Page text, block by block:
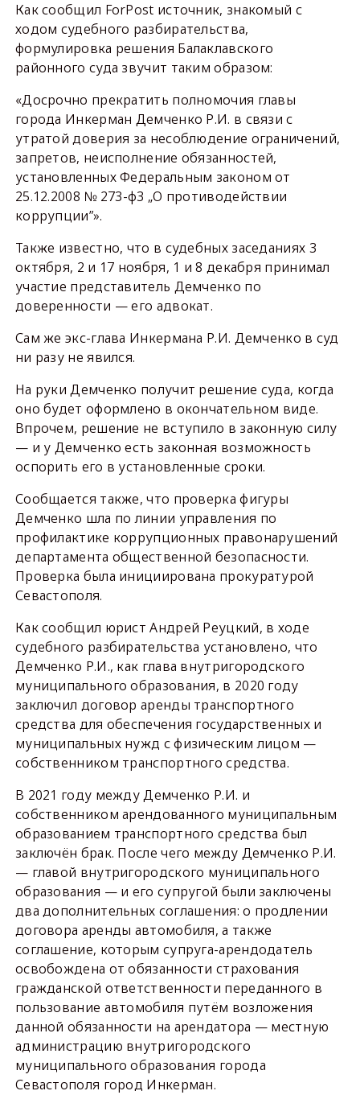
Как сообщил ForPost источник, знакомый с
ходом судебного разбирательства,
формулировка решения Балаклавского
районного суда звучит таким образом:
«Досрочно прекратить полномочия главы
города Инкерман Демченко Р.И. в связи с
утратой доверия за несоблюдение ограничений,
запретов, неисполнение обязанностей,
установленных Федеральным законом от
25.12.2008 № 273-ф3 „О противодействии
коррупции”».
Также известно, что в судебных заседаниях 3
октября, 2 и 17 ноября, 1 и 8 декабря принимал
участие представитель Демченко по
доверенности — его адвокат.
Сам же экс-глава Инкермана Р.И. Демченко в суд
ни разу не явился.
На руки Демченко получит решение суда, когда
оно будет оформлено в окончательном виде.
Впрочем, решение не вступило в законную силу
— и у Демченко есть законная возможность
оспорить его в установленные сроки.
Сообщается также, что проверка фигуры
Демченко шла по линии управления по
профилактике коррупционных правонарушений
департамента общественной безопасности.
Проверка была инициирована прокуратурой
Севастополя.
Как сообщил юрист Андрей Реуцкий, в ходе
судебного разбирательства установлено, что
Демченко Р.И., как глава внутригородского
муниципального образования, в 2020 году
заключил договор аренды транспортного
средства для обеспечения государственных и
муниципальных нужд с физическим лицом —
собственником транспортного средства.
В 2021 году между Демченко Р.И. и
собственником арендованного муниципальным
образованием транспортного средства был
заключён брак. После чего между Демченко Р.И.
— главой внутригородского муниципального
образования — и его супругой были заключены
два дополнительных соглашения: о продлении
договора аренды автомобиля, а также
соглашение, которым супруга-арендодатель
освобождена от обязанности страхования
гражданской ответственности переданного в
пользование автомобиля путём возложения
данной обязанности на арендатора — местную
администрацию внутригородского
муниципального образования города
Севастополя город Инкерман.